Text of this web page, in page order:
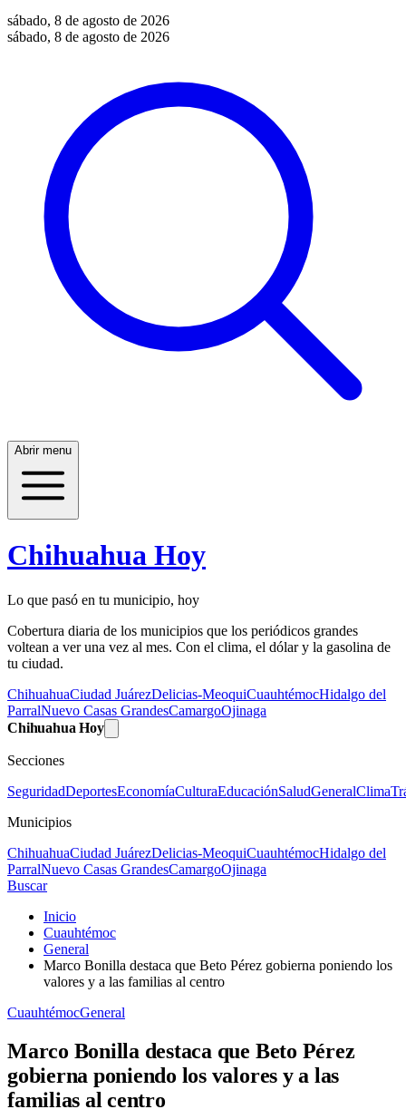
sábado, 8 de agosto de 2026
sábado, 8 de agosto de 2026
Abrir menu
Chihuahua Hoy
Lo que pasó en tu municipio, hoy
Cobertura diaria de los municipios que los periódicos grandes
voltean a ver una vez al mes. Con el clima, el dólar y la gasolina de
tu ciudad.
ChihuahuaCiudad JuárezDelicias-MeoquiCuauhtémocHidalgo del
ParralNuevo Casas GrandesCamargoOjinaga
Chihuahua Hoy
Secciones
SeguridadDeportesEconomíaCulturaEducaciónSaludGeneralClima
Municipios
ChihuahuaCiudad JuárezDelicias-MeoquiCuauhtémocHidalgo del
ParralNuevo Casas GrandesCamargoOjinaga
Buscar
Inicio
Cuauhtémoc
General
Marco Bonilla destaca que Beto Pérez gobierna poniendo los
valores y a las familias al centro
CuauhtémocGeneral
Marco Bonilla destaca que Beto Pérez
gobierna poniendo los valores y a las
familias al centro